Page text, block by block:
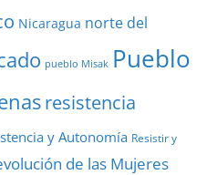
Nicaragua norte del
pueblo Misak Pueblo
resistencia
y Autonomía Resistir y
de las Mujeres